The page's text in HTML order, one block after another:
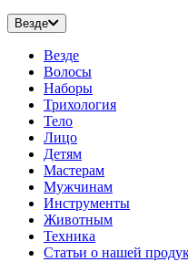
Везде
Везде
Волосы
Наборы
Трихология
Тело
Лицо
Детям
Мастерам
Мужчинам
Инструменты
Животным
Техника
Статьи о нашей